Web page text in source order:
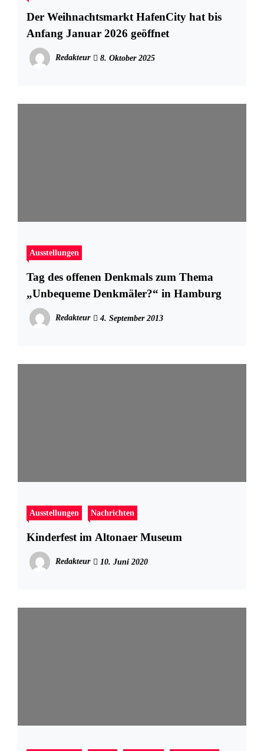
Der Weihnachtsmarkt HafenCity hat bis
Anfang Januar 2026 geöffnet
Redakteur 8. Oktober 2025
Ausstellungen
Tag des offenen Denkmals zum Thema
„Unbequeme Denkmäler?“ in Hamburg
Redakteur 4. September 2013
Ausstellungen Nachrichten
Kinderfest im Altonaer Museum
Redakteur 10. Juni 2020